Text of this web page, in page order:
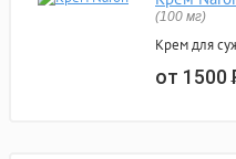
(100 мг)
Крем для
от 1500